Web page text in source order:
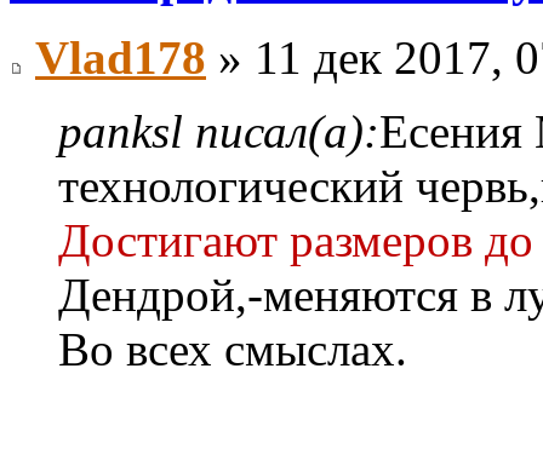
Vlad178 » 11 дек 2017,
panksl писал(а):Есения
технологический
Достигают размеров
Дендрой,-меняются в
Во всех смыслах.